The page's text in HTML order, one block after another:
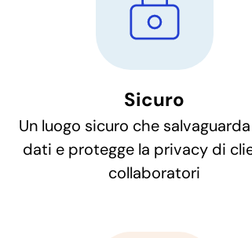
Sicuro
Un luogo sicuro che
dati e protegge la privacy di
collaboratori